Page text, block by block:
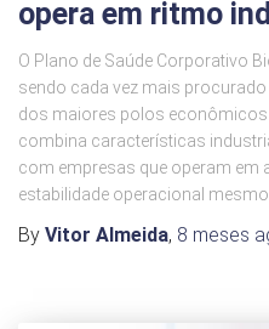
opera em ritmo
O Plano de Saúde Corporativo
sendo cada vez mais
dos maiores polos econômicos
combina características
com empresas que operam em
estabilidade operacional mesmo
By Vitor Almeida, 8 meses